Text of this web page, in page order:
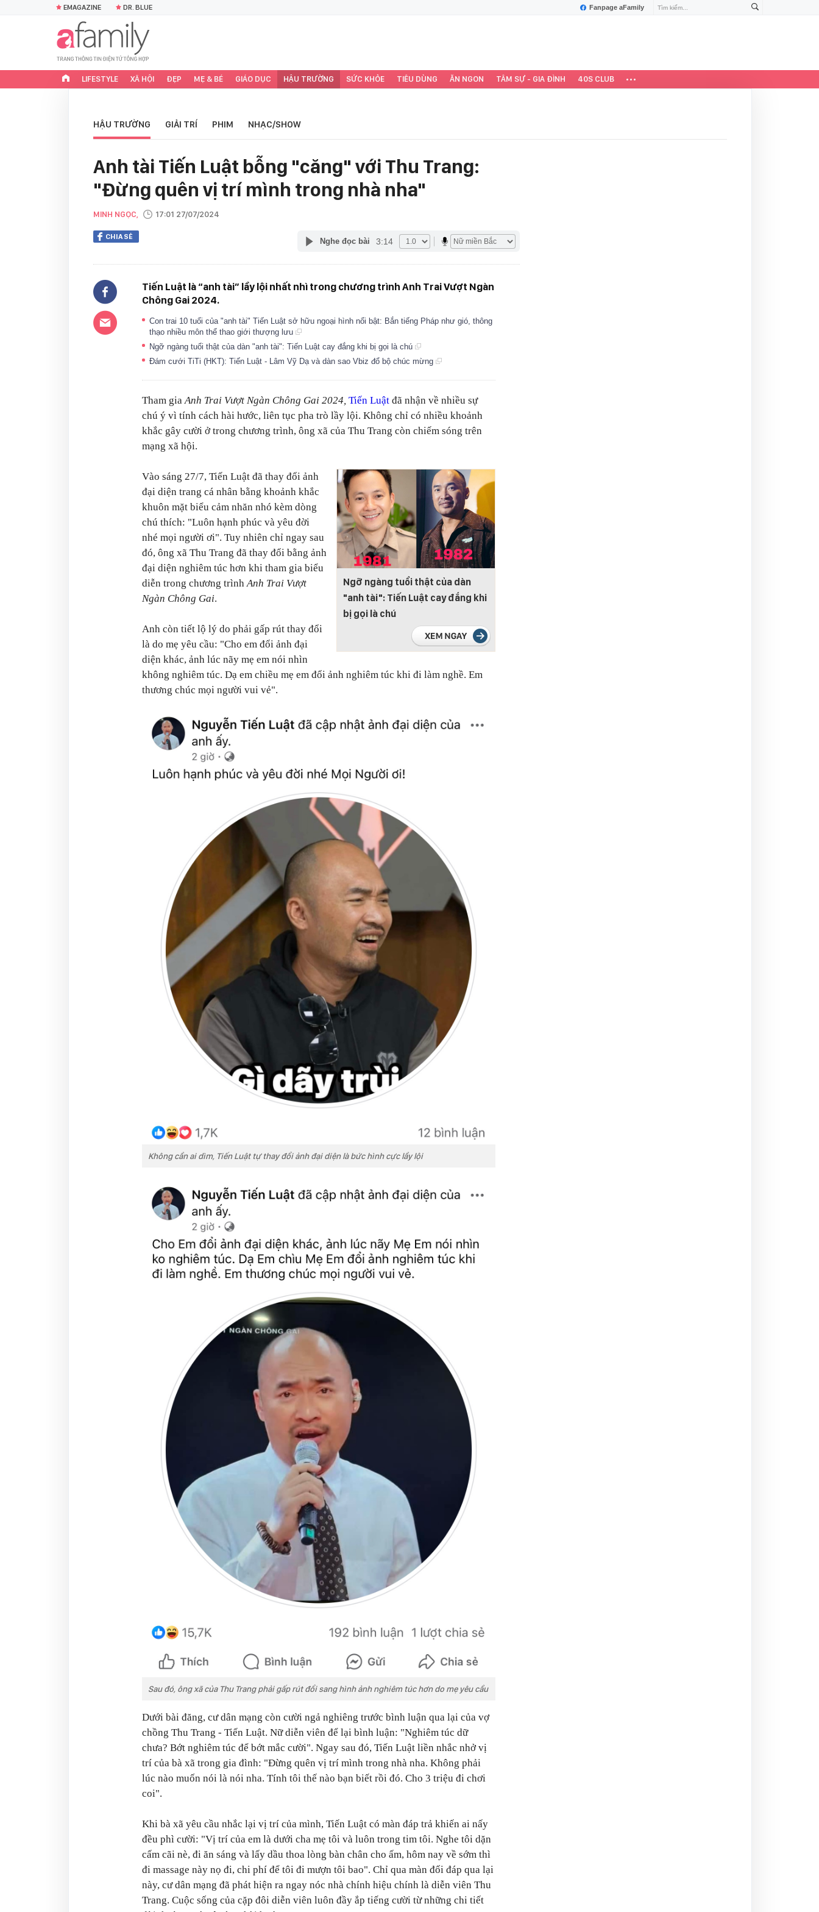
Fanpage aFamily
EMAGAZINE DR. BLUE
LIFESTYLE XÃ HỘI ĐẸP MẸ & BÉ GIÁO DỤC HẬU TRƯỜNG SỨC KHỎE TIÊU DÙNG ĂN NGON TÂM SỰ - GIA ĐÌNH 40S CLUB
HẬU TRƯỜNG GIẢI TRÍ PHIM NHẠC/SHOW
Anh tài Tiến Luật bỗng "căng" với Thu Trang:
"Đừng quên vị trí mình trong nhà nha"
MINH NGỌC, 17:01 27/07/2024
CHIA SẺ Nghe đọc bài 3:14
Tiến Luật là “anh tài” lầy lội nhất nhì trong chương trình Anh Trai Vượt Ngàn
Chông Gai 2024.
Con trai 10 tuổi của "anh tài" Tiến Luật sở hữu ngoại hình nổi bật: Bắn tiếng Pháp như gió, thông
thạo nhiều môn thể thao giới thượng lưu
Ngỡ ngàng tuổi thật của dàn "anh tài": Tiến Luật cay đắng khi bị gọi là chú
Đám cưới TiTi (HKT): Tiến Luật - Lâm Vỹ Dạ và dàn sao Vbiz đổ bộ chúc mừng
Tham giaAnh Trai Vượt Ngàn Chông Gai 2024, Tiến Luật đã nhận về nhiều sự
chú ý vì tính cách hài hước, liên tục pha trò lầy lội. Không chỉ có nhiều khoảnh
khắc gây cười ở trong chương trình, ông xã của Thu Trang còn chiếm sóng trên
mạng xã hội.
Ngỡ ngàng tuổi thật của dàn
"anh tài": Tiến Luật cay đắng khi
bị gọi là chú
Vào sáng 27/7, Tiến Luật đã thay đổi ảnh
đại diện trang cá nhân bằng khoảnh khắc
khuôn mặt biểu cảm nhăn nhó kèm dòng
chú thích: "Luôn hạnh phúc và yêu đời
nhé mọi người ơi". Tuy nhiên chỉ ngay sau
đó, ông xã Thu Trang đã thay đổi bằng ảnh
đại diện nghiêm túc hơn khi tham gia biểu
diễn trong chương trìnhAnh Trai Vượt
Ngàn Chông Gai.
Anh còn tiết lộ lý do phải gấp rút thay đổi
là do mẹ yêu cầu: "Cho em đổi ảnh đại
diện khác, ảnh lúc nãy mẹ em nói nhìn
không nghiêm túc. Dạ em chiều mẹ em đổi ảnh nghiêm túc khi đi làm nghề. Em
thương chúc mọi người vui vẻ".
Không cần ai dìm, Tiến Luật tự thay đổi ảnh đại diện là bức hình cực lầy lội
Sau đó, ông xã của Thu Trang phải gấp rút đổi sang hình ảnh nghiêm túc hơn do mẹ yêu cầu
Dưới bài đăng, cư dân mạng còn cười ngả nghiêng trước bình luận qua lại của vợ
chồng Thu Trang - Tiến Luật. Nữ diễn viên để lại bình luận: "Nghiêm túc dữ
chưa? Bớt nghiêm túc để bớt mắc cười". Ngay sau đó, Tiến Luật liền nhắc nhở vị
trí của bà xã trong gia đình: "Đừng quên vị trí mình trong nhà nha. Không phải
lúc nào muốn nói là nói nha. Tính tôi thế nào bạn biết rồi đó. Cho 3 triệu đi chơi
coi".
Khi bà xã yêu cầu nhắc lại vị trí của mình, Tiến Luật có màn đáp trả khiến ai nấy
đều phì cười: "Vị trí của em là dưới cha mẹ tôi và luôn trong tim tôi. Nghe tôi dặn
cấm cãi nè, đi ăn sáng và lấy dầu thoa lòng bàn chân cho ấm, hôm nay về sớm thì
đi massage này nọ đi, chi phí để tôi đi mượn tôi bao". Chỉ qua màn đối đáp qua lại
này, cư dân mạng đã phát hiện ra ngay nóc nhà chính hiệu chính là diễn viên Thu
Trang. Cuộc sống của cặp đôi diễn viên luôn đầy ắp tiếng cười từ những chi tiết